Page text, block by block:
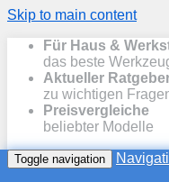
Skip to main content
Für Haus &
das beste
Aktueller
zu wichtigen
Preisvergleiche
beliebter Modelle
Toggle navigation